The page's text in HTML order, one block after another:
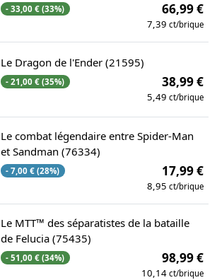
- 33,00 € (33%) 66,99 €
7,39 ct/brique
Le Dragon de l'Ender (21595)
- 21,00 € (35%) 38,99 €
5,49 ct/brique
Le combat légendaire entre Spider-Man
et Sandman (76334)
- 7,00 € (28%) 17,99 €
8,95 ct/brique
Le MTT™ des séparatistes de la bataille
de Felucia (75435)
- 51,00 € (34%) 98,99 €
10,14 ct/brique